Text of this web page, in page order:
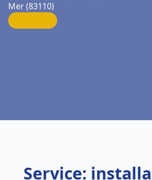
Mer (83110)
Service: